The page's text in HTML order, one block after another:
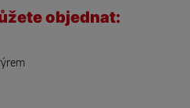
objednat: